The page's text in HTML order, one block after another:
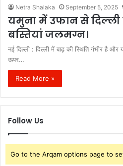
Netra Shalaka September 5, 2025
यमुना में उफान से दिल्ली
बस्तियां जलमग्न।
नई दिल्ली : दिल्ली में बाढ़ की स्थिति गंभीर है
ऊपर…
Read More »
Follow Us
Go to the Arqam options page to